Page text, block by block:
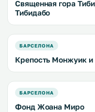
Священная гора
Тибидабо
БАРСЕЛОНА
Крепость Монжуик и
БАРСЕЛОНА
Фонд Жоана Миро